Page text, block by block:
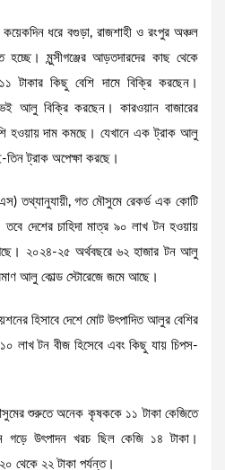
ধরে বগুড়া, রাজশাহী ও রংপুর অঞ্চল
মুন্সীগঞ্জের আড়তদারদের কাছ থেকে
কিছু বেশি দামে বিক্রি করছেন।
আলু বিক্রি করছেন। কারওয়ান বাজারের
হওয়ায় দাম কমছে। যেখানে এক ট্রাক আলু
তিন ট্রাক অপেক্ষা করছে।
তথ্যানুযায়ী, গত মৌসুমে রেকর্ড এক কোটি
দেশের চাহিদা মাত্র ৯০ লাখ টন হওয়ায়
২০২৪-২৫ অর্থবছরে ৬২ হাজার টন আলু
আলু কোল্ড স্টোরেজে জমে আছে।
হিসাবে দেশে মোট উৎপাদিত আলুর বেশির
লাখ টন বীজ হিসেবে এবং কিছু যায় চিপস-
শুরুতে অনেক কৃষককে ১১ টাকা কেজিতে
গড়ে উৎপাদন খরচ ছিল কেজি ১৪ টাকা।
থেকে ২২ টাকা পর্যন্ত।